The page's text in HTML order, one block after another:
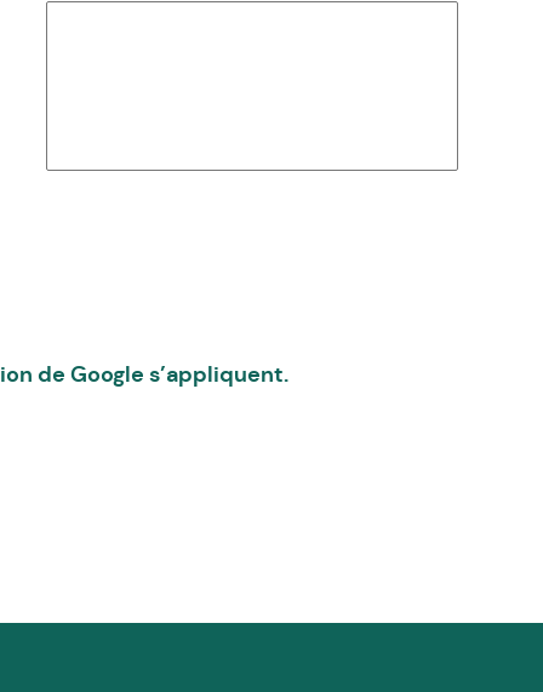
de Google s’appliquent.